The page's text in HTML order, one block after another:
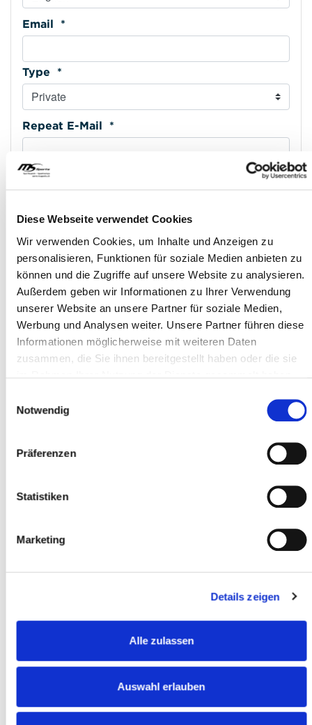
Diese Webseite verwendet Cookies
Wir verwenden Cookies, um Inhalte und Anzeigen zu
personalisieren, Funktionen für soziale Medien anbieten zu
können und die Zugriffe auf unsere Website zu analysieren.
Außerdem geben wir Informationen zu Ihrer Verwendung
unserer Website an unsere Partner für soziale Medien,
Werbung und Analysen weiter. Unsere Partner führen diese
Informationen möglicherweise mit weiteren Daten
zusammen, die Sie ihnen bereitgestellt haben oder die sie
Notwendig
Präferenzen
Statistiken
Marketing
Details zeigen
Alle zulassen
Auswahl erlauben
Email *
Type *
Repeat E-Mail *
Type *
Address line 1 *
Postal code *
Add participants